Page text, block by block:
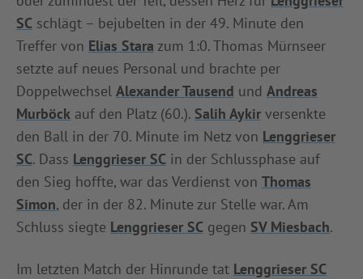
SC schlägt – bejubelten in der 49. Minute den
Treffer von Elias Stara zum 1:0. Thomas Mürnseer
setzte auf neues Personal und brachte per
Doppelwechsel Alexander Tausend und Andreas
Murböck auf den Platz (60.). Salih Aykir versenkte
den Ball in der 70. Minute im Netz von Lenggrieser
SC. Dass Lenggrieser SC in der Schlussphase auf
den Sieg hoffte, war das Verdienst von Thomas
Simon, der in der 82. Minute zur Stelle war. Am
Schluss siegte Lenggrieser SC gegen SV Miesbach.
Im letzten Match der Hinrunde tat Lenggrieser SC